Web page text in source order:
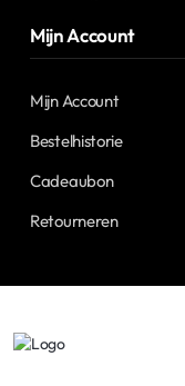
Mijn Account
Mijn Account
Bestelhistorie
Cadeaubon
Retourneren